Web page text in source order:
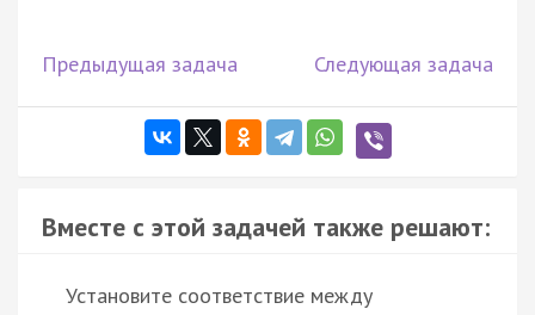
Предыдущая задача Следующая задача
Вместе с этой задачей также решают:
Установите соответствие между